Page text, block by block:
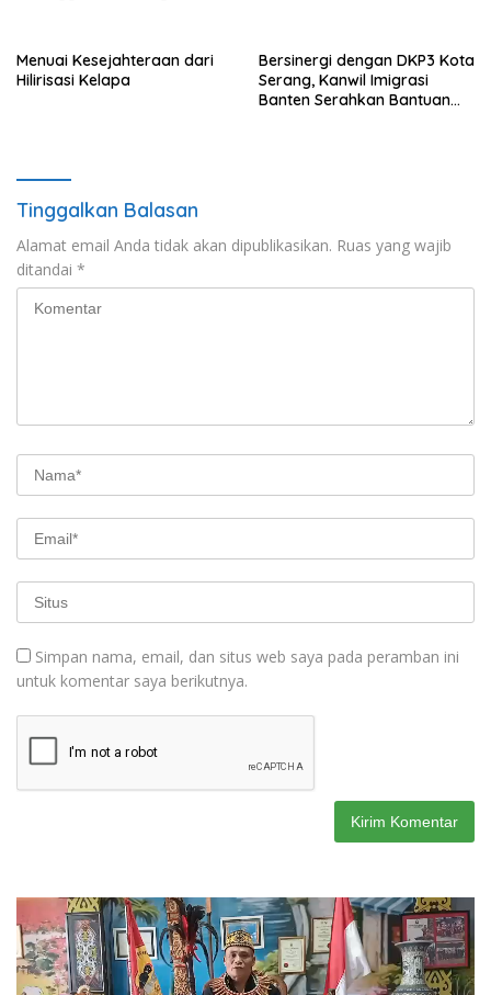
Menuai Kesejahteraan dari
Hilirisasi Kelapa
Bersinergi dengan DKP3 Kota
Serang, Kanwil Imigrasi
Banten Serahkan Bantuan
Tinggalkan Balasan
Alamat email Anda tidak akan dipublikasikan. Ruas yang wajib
ditandai *
Simpan nama, email, dan situs web saya pada peramban ini
untuk komentar saya berikutnya.
Pemutar
Video